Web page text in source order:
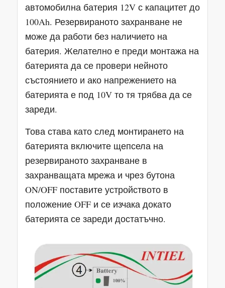
автомобилна батерия 12V с капацитет до
100Ah. Резервираното захранване не
може да работи без наличието на
батерия. Желателно е преди монтажа на
батерията да се провери нейното
състоянието и ако напрежението на
батерията е под 10V то тя трябва да се
зареди.
Това става като след монтирането на
батерията включите щепсела на
резервираното захранване в
захранващата мрежа и чрез бутона
ON/OFF поставите устройството в
положение OFF и се изчака докато
батерията се зареди достатъчно.